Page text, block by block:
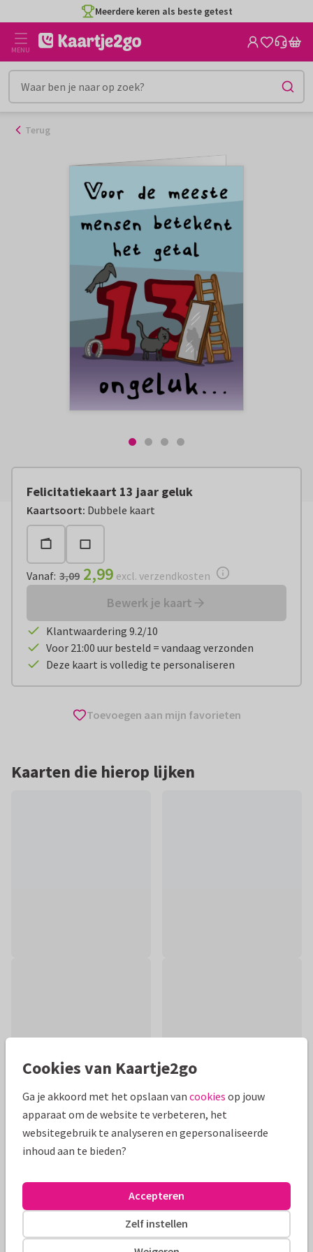
naar
inhoud
Meerdere keren als beste getest
MENU
Terug
Felicitatiekaart 13 jaar geluk
Kaartsoort: Dubbele kaart
Vanaf: € 2,99 excl. verzendkosten
Vanaf: 3,09 2,99 excl. verzendkosten
Bewerk je kaart
Klantwaardering 9.2/10
Voor 21:00 uur besteld = vandaag verzonden
Deze kaart is volledig te personaliseren
Toevoegen aan mijn favorieten
Kaarten die hierop lijken
Productinformatie
ongeluk, maar juist geluk in de liefde. Kan ook als
verjaardagskaart.
Alle kaarten zijn helemaal naar wens aan te passen
Cookies van Kaartje2go
Ga je akkoord met het opslaan van cookies op jouw
apparaat om de website te verbeteren, het
websitegebruik te analyseren en gepersonaliseerde
inhoud aan te bieden?
Zelf instellen
Accepteren